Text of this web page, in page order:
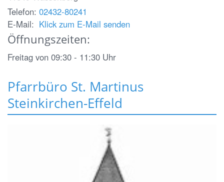
Telefon: 02432-80241
E-Mail: Klick zum E-Mail senden
Öffnungszeiten:
Freitag von 09:30 - 11:30 Uhr
Pfarrbüro St. Martinus
Steinkirchen-Effeld